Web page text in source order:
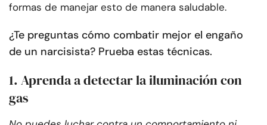
formas de manejar esto de manera saludable.
¿Te preguntas cómo combatir mejor el engaño
de un narcisista? Prueba estas técnicas.
1. Aprenda a detectar la iluminación con
gas